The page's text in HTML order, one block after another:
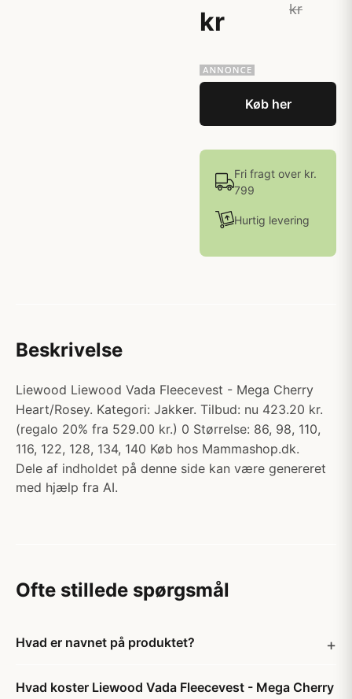
kr
kr
Køb her
Fri fragt over kr.
799
Hurtig levering
Beskrivelse
Liewood Liewood Vada Fleecevest - Mega Cherry
Heart/Rosey. Kategori: Jakker. Tilbud: nu 423.20 kr.
(regalo 20% fra 529.00 kr.) 0 Størrelse: 86, 98, 110,
116, 122, 128, 134, 140 Køb hos Mammashop.dk.
Dele af indholdet på denne side kan være genereret
med hjælp fra AI.
Ofte stillede spørgsmål
Hvad er navnet på produktet?
Hvad koster Liewood Vada Fleecevest - Mega Cherry